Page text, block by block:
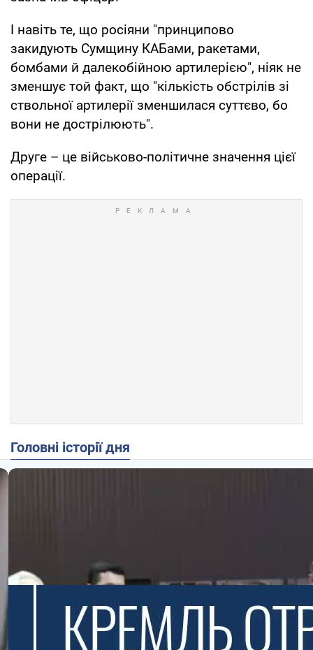
І навіть те, що росіяни "принципово
закидують Сумщину КАБами, ракетами,
бомбами й далекобійною артилерією", ніяк не
зменшує той факт, що "кількість обстрілів зі
ствольної артилерії зменшилася суттєво, бо
вони не дострілюють".
Друге – це військово-політичне значення цієї
операції.
Головні історії дня